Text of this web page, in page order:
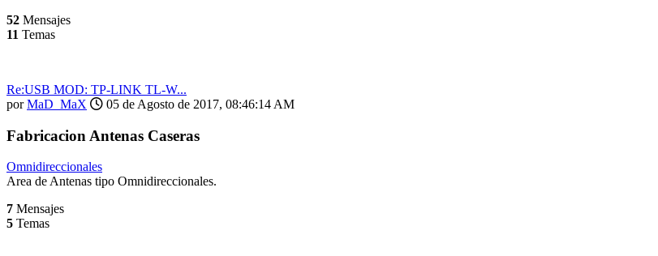
52 Mensajes
11 Temas
Re:USB MOD: TP-LINK TL-W...
porMaD_MaX 05 de Agosto de 2017, 08:46:14 AM
Fabricacion Antenas Caseras
Omnidireccionales
Area de Antenas tipo Omnidireccionales.
7 Mensajes
5 Temas